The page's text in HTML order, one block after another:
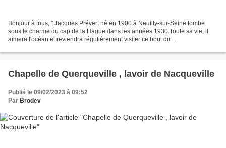
Bonjour à tous, " Jacques Prévert né en 1900 à Neuilly-sur-Seine tombe
sous le charme du cap de la Hague dans les années 1930.Toute sa vie, il
aimera l'océan et reviendra régulièrement visiter ce bout du
Chapelle de Querqueville , lavoir de Nacqueville
Publié le 09/02/2023 à 09:52
Par Brodev